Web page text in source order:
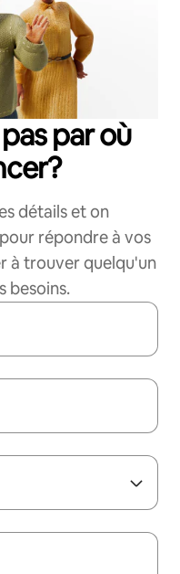
par où
détails et on
répondre à vos
à trouver quelqu'un
besoins.